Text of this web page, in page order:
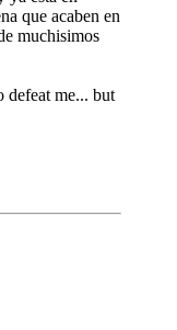
que acaben en
muchisimos
defeat me... but